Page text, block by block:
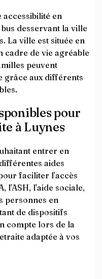
accessibilité en
desservant la ville
La ville est située en
cadre de vie agréable
peuvent
grâce aux différents
pour
à Luynes
entrer en
aides
faciliter l'accès
l'ASH, l'aide sociale,
personnes en
de dispositifs
compte lors de la
adaptée à vos